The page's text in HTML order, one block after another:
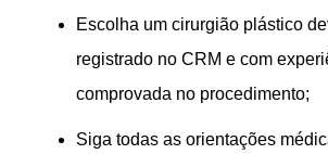
Escolha um cirurgião plástico
registrado no CRM e com
comprovada no procedimento;
Siga todas as orientações